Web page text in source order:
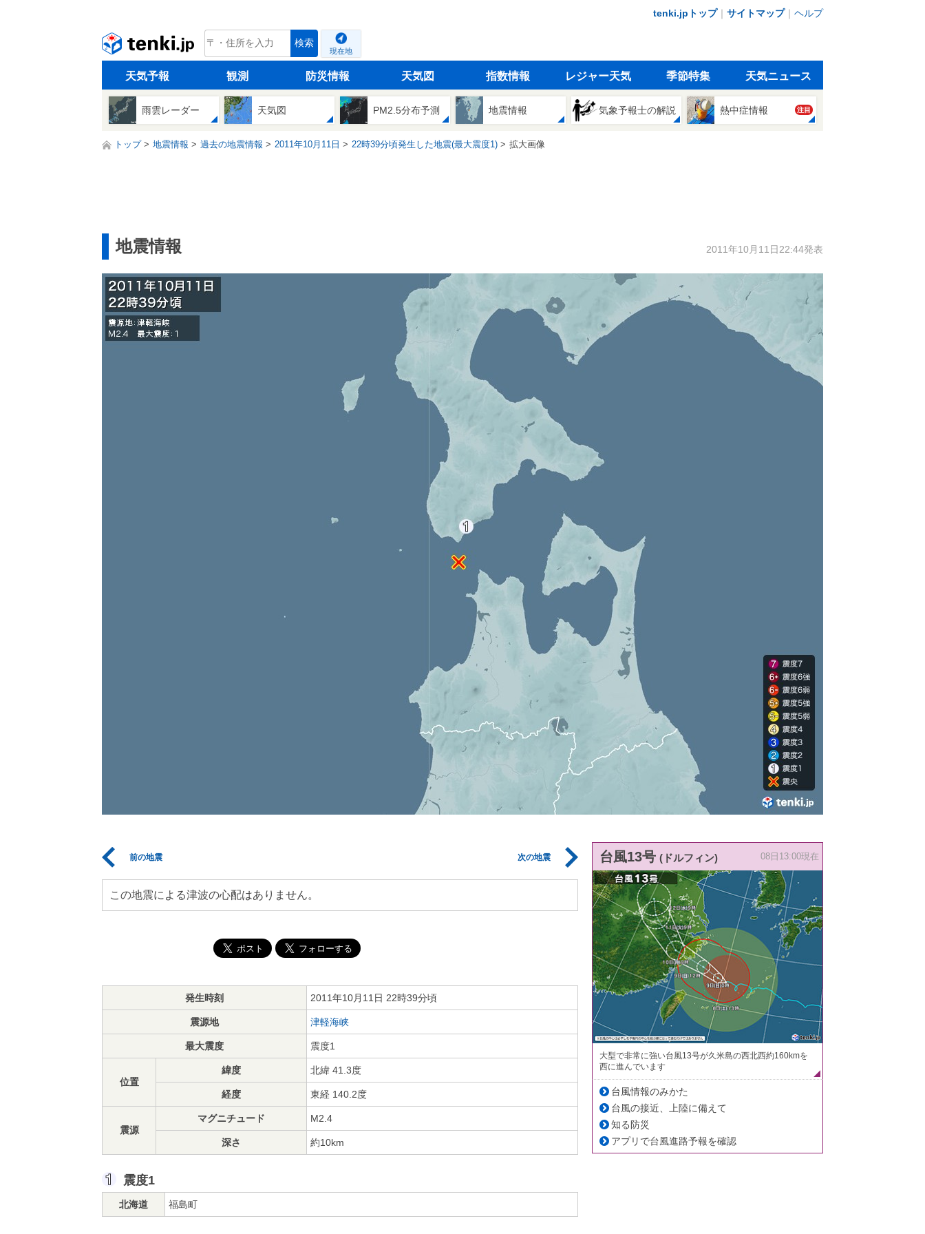
tenki.jpトップ｜ サイトマップ｜ ヘルプ
tenki.jp 検索
現在地
天気予報 観測 防災情報 天気図 指数情報 レジャー天気 季節特集 天気ニュース
雨雲レーダー 天気図 PM2.5分布予測 地震情報 気象予報士の解説 熱中症情報 注目
トップ 地震情報 過去の地震情報 2011年10月11日 22時39分頃発生した地震(最大震度1) 拡大画像
地震情報 2011年10月11日22:44発表
前の地震 次の地震
この地震による津波の心配はありません。
発生時刻 2011年10月11日 22時39分頃
震源地 津軽海峡
最大震度 震度1
位置
緯度 北緯 41.3度
経度 東経 140.2度
震源
マグニチュード M2.4
深さ 約10km
震度1
北海道 福島町
台風13号 (ドルフィン) 08日13:00現在
大型で非常に強い台風13号が久米島の西北西約160kmを
西に進んでいます
台風情報のみかた
台風の接近、上陸に備えて
知る防災
アプリで台風進路予報を確認